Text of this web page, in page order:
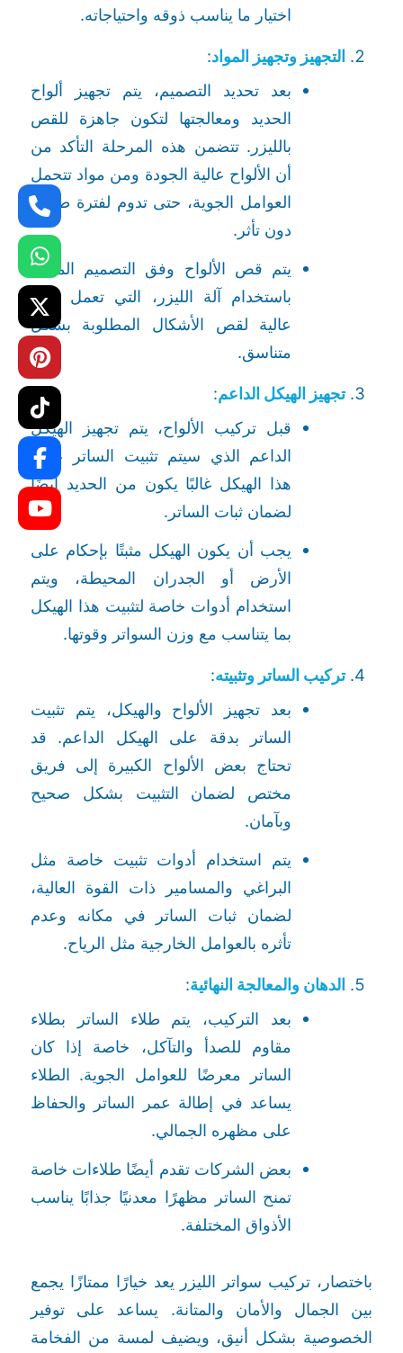
اختيار ما يناسب ذوقه واحتياجاته.
التجهيز وتجهيز المواد:
بعد تحديد التصميم، يتم تجهيز ألواح
الحديد ومعالجتها لتكون جاهزة للقص
بالليزر. تتضمن هذه المرحلة التأكد من
أن الألواح عالية الجودة ومن مواد تتحمل
العوامل الجوية، حتى تدوم لفترة طويلة
دون تأثر.
يتم قص الألواح وفق التصميم المحدد
باستخدام آلة الليزر، التي تعمل بدقة
عالية لقص الأشكال المطلوبة بشكل
متناسق.
تجهيز الهيكل الداعم:
قبل تركيب الألواح، يتم تجهيز الهيكل
الداعم الذي سيتم تثبيت الساتر عليه.
هذا الهيكل غالبًا يكون من الحديد أيضًا
لضمان ثبات الساتر.
يجب أن يكون الهيكل مثبتًا بإحكام على
الأرض أو الجدران المحيطة، ويتم
استخدام أدوات خاصة لتثبيت هذا الهيكل
بما يتناسب مع وزن السواتر وقوتها.
تركيب الساتر وتثبيته:
بعد تجهيز الألواح والهيكل، يتم تثبيت
الساتر بدقة على الهيكل الداعم. قد
تحتاج بعض الألواح الكبيرة إلى فريق
مختص لضمان التثبيت بشكل صحيح
وبآمان.
يتم استخدام أدوات تثبيت خاصة مثل
البراغي والمسامير ذات القوة العالية،
لضمان ثبات الساتر في مكانه وعدم
تأثره بالعوامل الخارجية مثل الرياح.
الدهان والمعالجة النهائية:
بعد التركيب، يتم طلاء الساتر بطلاء
مقاوم للصدأ والتآكل، خاصة إذا كان
الساتر معرضًا للعوامل الجوية. الطلاء
يساعد في إطالة عمر الساتر والحفاظ
على مظهره الجمالي.
بعض الشركات تقدم أيضًا طلاءات خاصة
تمنح الساتر مظهرًا معدنيًا جذابًا يناسب
الأذواق المختلفة.
باختصار، تركيب سواتر الليزر يعد خيارًا ممتازًا يجمع
بين الجمال والأمان والمتانة. يساعد على توفير
الخصوصية بشكل أنيق، ويضيف لمسة من الفخامة